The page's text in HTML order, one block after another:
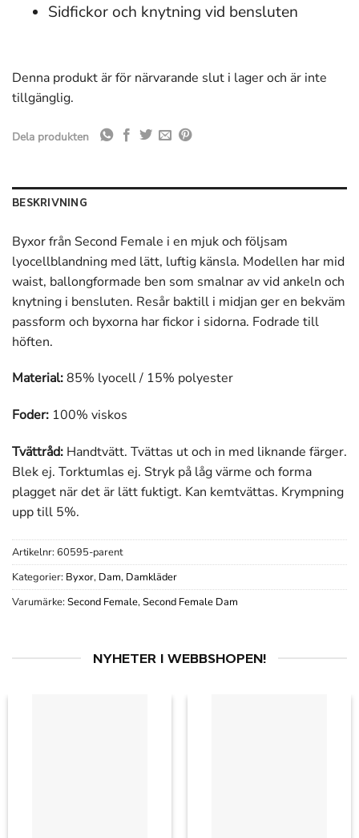
Sidfickor och knytning vid bensluten
Denna produkt är för närvarande slut i lager och är inte
tillgänglig.
Dela produkten
BESKRIVNING
Byxor från Second Female i en mjuk och följsam
lyocellblandning med lätt, luftig känsla. Modellen har mid
waist, ballongformade ben som smalnar av vid ankeln och
knytning i bensluten. Resår baktill i midjan ger en bekväm
passform och byxorna har fickor i sidorna. Fodrade till
höften.
Material:85% lyocell / 15% polyester
Foder: 100% viskos
Tvättråd: Handtvätt. Tvättas ut och in med liknande färger.
Blek ej. Torktumlas ej. Stryk på låg värme och forma
plagget när det är lätt fuktigt. Kan kemtvättas. Krympning
upp till 5%.
Artikelnr:60595-parent
Kategorier: Byxor, Dam, Damkläder
Varumärke:Second Female, Second Female Dam
NYHETER I WEBBSHOPEN!